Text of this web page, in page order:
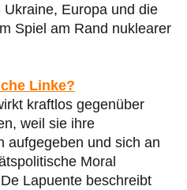
Europa und die
Spiel am Rand nuklearer
Linke?
kraftlos gegenüber
weil sie ihre
aufgegeben und sich an
Moral
Lapuente beschreibt